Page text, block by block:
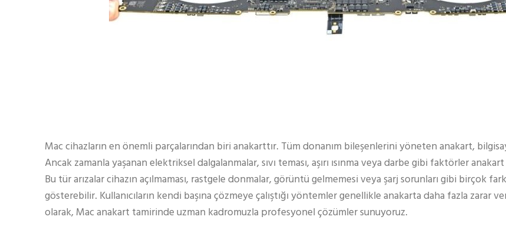
Mac cihazların en önemli parçalarından biri anakarttır. Tüm donanım bileşenlerini yöneten anakart,
Ancak zamanla yaşanan elektriksel dalgalanmalar, sıvı teması, aşırı ısınma veya darbe gibi faktörler
Bu tür arızalar cihazın açılmaması, rastgele donmalar, görüntü gelmemesi veya şarj sorunları gibi birçok
gösterebilir. Kullanıcıların kendi başına çözmeye çalıştığı yöntemler genellikle anakarta daha fazla zarar
olarak, Mac anakart tamirinde uzman kadromuzla profesyonel çözümler sunuyoruz.